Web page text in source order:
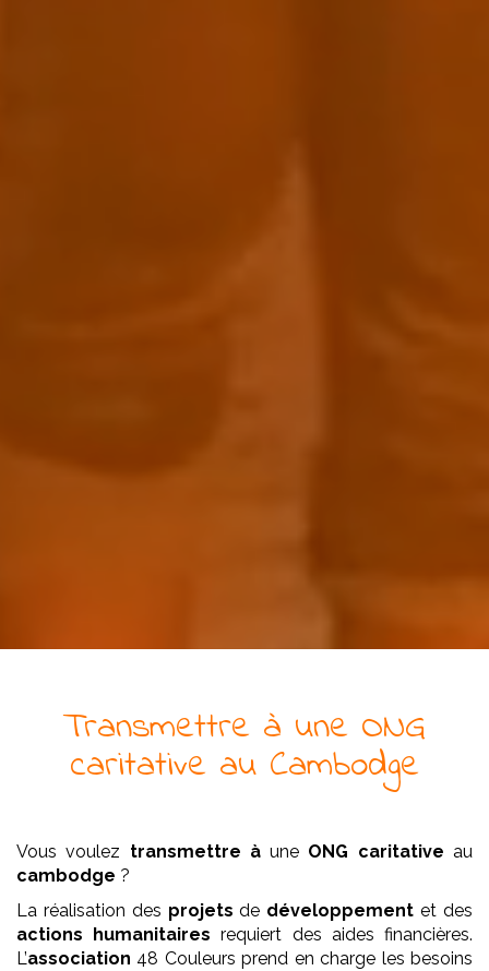
Transmettre à une ONG
caritative au Cambodge
Vous voulez transmettre à une ONG caritative au
cambodge ?
La réalisation des projets de développement et des
actions humanitaires requiert des aides financières.
L’association 48 Couleurs prend en charge les besoins